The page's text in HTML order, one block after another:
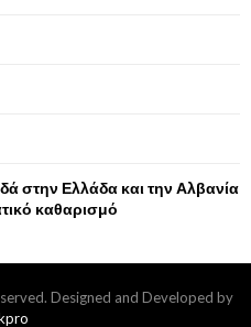
στην Ελλάδα και την Αλβανία
καθαρισμό
Designed and Developed by